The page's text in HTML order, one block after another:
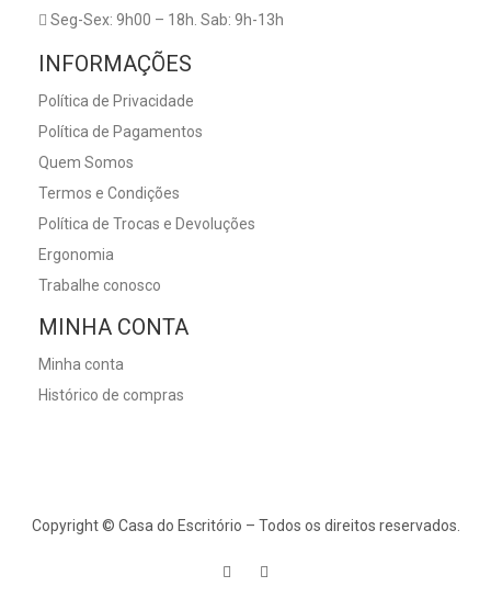
Seg-Sex: 9h00 – 18h. Sab: 9h-13h
INFORMAÇÕES
Política de Privacidade
Política de Pagamentos
Quem Somos
Termos e Condições
Política de Trocas e Devoluções
Ergonomia
Trabalhe conosco
MINHA CONTA
Minha conta
Histórico de compras
Copyright © Casa do Escritório – Todos os direitos reservados.